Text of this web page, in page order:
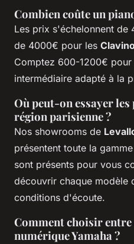
Combien coûte un
Les prix s'échelonnent
de 4000€ pour les
Comptez 600-1200€
intermédiaire adapté à la
Où peut-on essayer les
région parisienne ?
Nos showrooms de
présentent toute la
sont présents pour vous
découvrir chaque modèle
conditions d'écoute.
Comment choisir
numérique Yamaha ?